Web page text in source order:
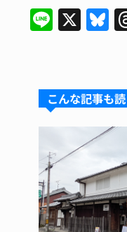
Li
X
s
k
y
こんな記事も読